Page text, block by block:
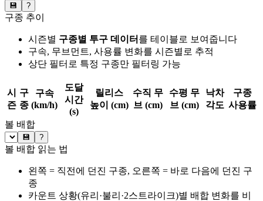
💾 ?
구종 추이
시즌별 구종별 투구 데이터 를 테이블로 보여줍니다
구속, 무브먼트, 사용률 변화를 시즌별로 추적
상단 필터로 특정 구종만 필터링 가능
시
즌
구
종
구속
(km/h)
도달
시간
(s)
릴리스
높이 (cm)
수직 무
브 (cm)
수평 무
브 (cm)
낙차
각도
구종
사용률
볼 배합
💾 ?
볼 배합 읽는 법
왼쪽 = 직전에 던진 구종, 오른쪽 = 바로 다음에 던진 구
종
카운트 상황(유리·불리·2스트라이크)별 배합 변화를 비